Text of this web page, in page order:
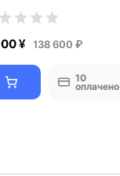
¥ 138 600 ₽
10
оплачено